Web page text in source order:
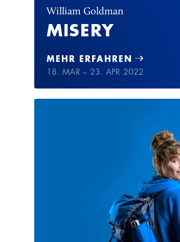
William Goldman
MISERY
MEHR ERFAHREN
18. MAR – 23. APR 2022